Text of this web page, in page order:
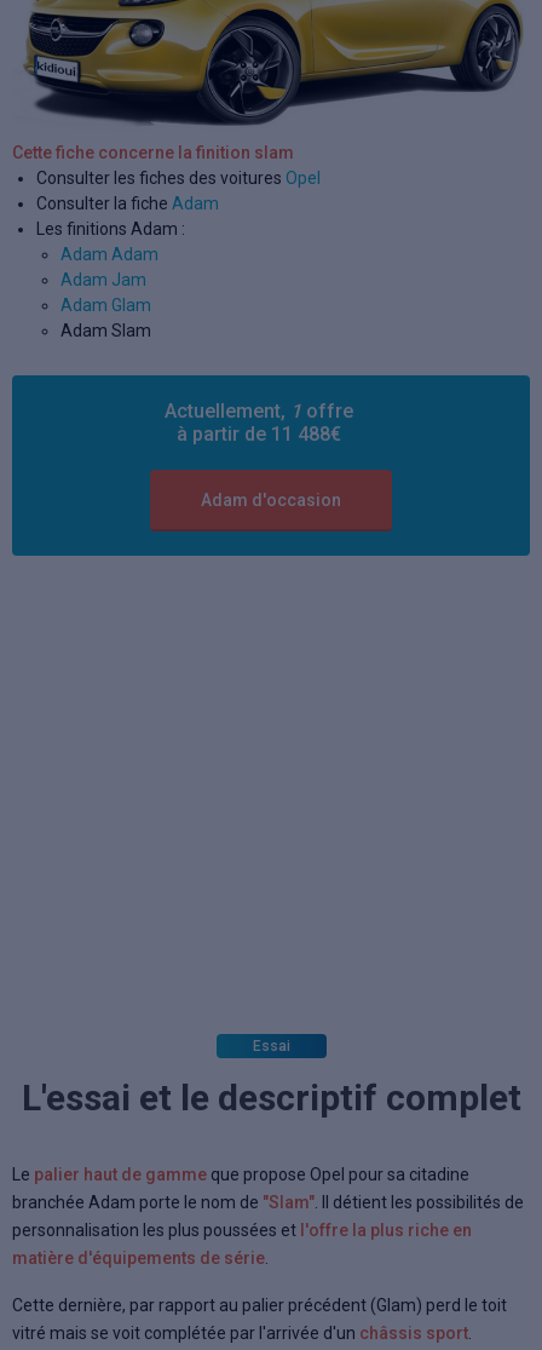
Cette fiche concerne la finition slam
Consulter les fiches des voitures Opel
Consulter la fiche Adam
Les finitions Adam :
Adam Adam
Adam Jam
Adam Glam
Adam Slam
Actuellement, 1 offre
à partir de 11 488€
Adam d'occasion
Essai
L'essai et le descriptif complet
Le palier haut de gamme que propose Opel pour sa citadine
branchée Adam porte le nom de "Slam" . Il détient les possibilités de
personnalisation les plus poussées et l'offre la plus riche en
matière d'équipements de série
Cette dernière, par rapport au palier précédent (Glam) perd le toit
vitré mais se voit complétée par l'arrivée d'un châssis sport